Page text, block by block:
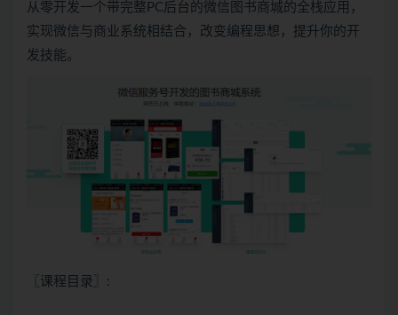
从零开发一个带完整PC后台的微信图书商城的全栈应用，
实现微信与商业系统相结合，改变编程思想，提升你的开
发技能。
〖课程目录〗: